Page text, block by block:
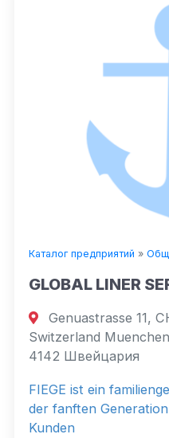
Каталог предприятий »
GLOBAL LINER
Genuastrasse 11,
Switzerland
4142 Швейцария
FIEGE ist ein
der fanften
Kunden